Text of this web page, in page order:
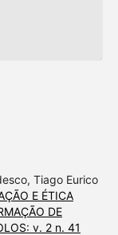
Tiago Eurico
E ÉTICA
DE
v. 2 n. 41